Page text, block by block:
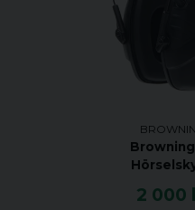
Browning
2 000